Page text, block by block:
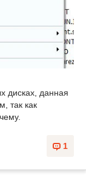
дисках, данная
так как
1